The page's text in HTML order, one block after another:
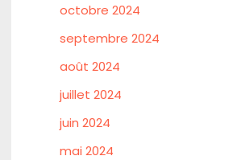
octobre 2024
septembre 2024
août 2024
juillet 2024
juin 2024
mai 2024